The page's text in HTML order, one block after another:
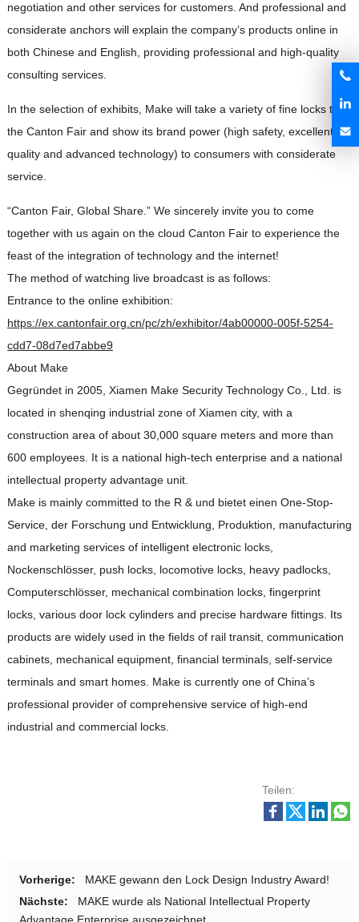
negotiation and other services for customers. And professional and
considerate anchors will explain the company’s products online in
both Chinese and English
providing professional and high-quality
consulting services.
In the selection of exhibits, Make will take a variety of fine locks to
the Canton Fair and show its brand power(high safety, excellent
quality and advanced technology) to consumers with considerate
service.
“Canton Fair, Global Share.” We sincerely invite you to come
together with us again on the cloud Canton Fair to experience the
feast of the integration of technology and the internet!
The method of watching live broadcast is as follows:
Entrance to the online exhibition:
https://ex.cantonfair.org.cn/pc/zh/exhibitor/4ab00000-005f-5254-
cdd7-08d7ed7abbe9
About Make
Gegründet in 2005, Xiamen Make Security Technology Co., Ltd. is
located in shenqing industrial zone of Xiamen city, with a
construction area of about30,000 square meters and more than
600 employees. It is a national high-tech enterprise and a national
intellectual property advantage unit.
Make is mainly committed to the R & und bietet einen One-Stop-
Service, der Forschung und Entwicklung, Produktion, manufacturing
and marketing services of intelligent electronic locks,
Nockenschlösser, push locks, locomotive locks, heavy padlocks,
Computerschlösser, mechanical combination locks, fingerprint
locks, various door lock cylinders and precise hardware fittings. Its
products are widely used in the fields of rail transit, communication
cabinets, mechanical equipment, financial terminals, self-service
terminals and smart homes. Make is currently one of China’s
professional provider of comprehensive service of high-end
industrial and commercial locks.
Teilen:
Vorherige:
MAKE gewann den Lock Design Industry Award!
Nächste:
MAKE wurde als National Intellectual Property